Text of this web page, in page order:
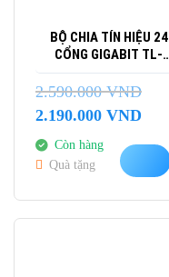
BỘ CHIA TÍN HIỆU 24
CỔNG GIGABIT TL-
SG1024
2.590.000VND
Giá
là:
2.590.000 VND.
2.190.000 VNDGiá
Còn hàng
Quà tặng